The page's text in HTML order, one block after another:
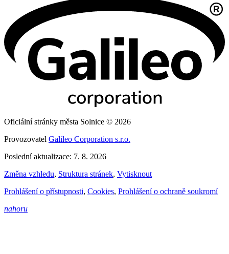
Oficiální stránky města Solnice © 2026
Provozovatel Galileo Corporation s.r.o.
Poslední aktualizace: 7. 8. 2026
Změna vzhledu, Struktura stránek, Vytisknout
Prohlášení o přístupnosti, Cookies, Prohlášení o ochraně soukromí
nahoru